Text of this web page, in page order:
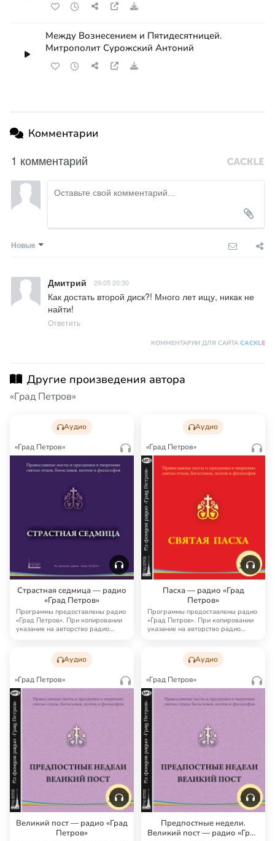
Между Вознесением и Пятидесятницей.
Митрополит Сурожский Антоний
Комментарии
1 комментарий
Новые
Дмитрий 29.05 20:30
Как достать второй диск?! Много лет ищу, никак не
найти!
Ответить
КОММЕНТАРИИ ДЛЯ САЙТА CACKLE
Другие произведения автора
«Град Петров»
Аудио
«Град Петров»
Страстная седмица — радио
«Град Петров»
Программы предоставлены радио
«Град Петров». При копировании
указание на авторство радио
Аудио
«Град Петров»
Пасха — радио «Град
Петров»
Программы предоставлены радио
«Град Петров». При копировании
указание на авторство радио
Аудио
«Град Петров»
Великий пост — радио «Град
Петров»
Аудио
«Град Петров»
Предпостные недели.
Великий пост — радио «Град